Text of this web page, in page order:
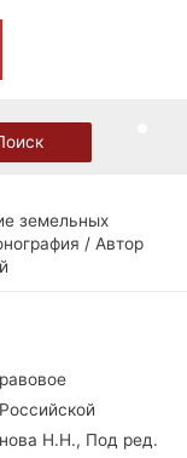
земельных
/ Автор
Н.Н., Под ред.